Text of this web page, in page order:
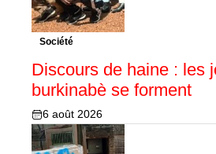
Société
Discours de haine : les
burkinabè se forment
6 août 2026